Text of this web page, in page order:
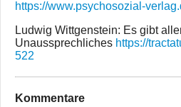
https://www.psychosozial-
Ludwig Wittgenstein: Es gibt
Unaussprechliches https://
522
Kommentare